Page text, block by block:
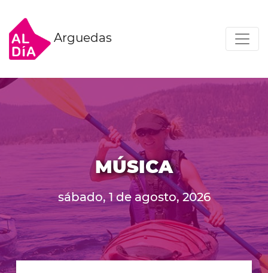
Arguedas
MÚSICA
sábado, 1 de agosto, 2026